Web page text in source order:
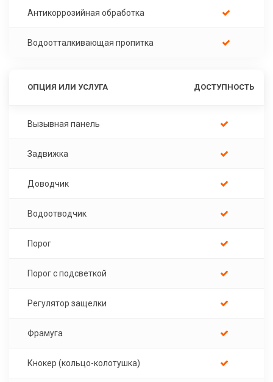
Антикоррозийная обработка
Водоотталкивающая пропитка
ОПЦИЯ ИЛИ УСЛУГА ДОСТУПНОСТЬ
Вызывная панель
Задвижка
Доводчик
Водоотводчик
Порог
Порог с подсветкой
Регулятор защелки
Фрамуга
Кнокер (кольцо-колотушка)